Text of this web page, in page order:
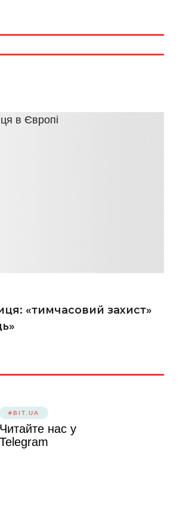
«тимчасовий захист»
#BIT.UA
Читайте нас у
Telegram